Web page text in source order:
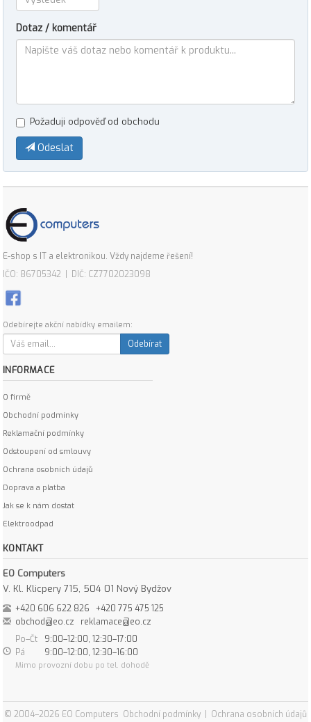
Dotaz / komentář
Požaduji odpověď od obchodu
Odeslat
E-shop s IT a elektronikou. Vždy najdeme řešení!
IČO: 86705342 | DIČ: CZ7702023098
Odebírejte akční nabídky emailem:
Odebírat
INFORMACE
O firmě
Obchodní podmínky
Reklamační podmínky
Odstoupení od smlouvy
Ochrana osobních údajů
Doprava a platba
Jak se k nám dostat
Elektroodpad
KONTAKT
EO Computers
V. Kl. Klicpery 715, 504 01 Nový Bydžov
+420 606 622 826
+420 775 475 125
obchod@eo.cz
reklamace@eo.cz
Po–Čt
9:00–12:00, 12:30–17:00
Pá
9:00–12:00, 12:30–16:00
Mimo provozní dobu po tel. dohodě
© 2004–2026 EO Computers Obchodní podmínky
Ochrana osobních údajů